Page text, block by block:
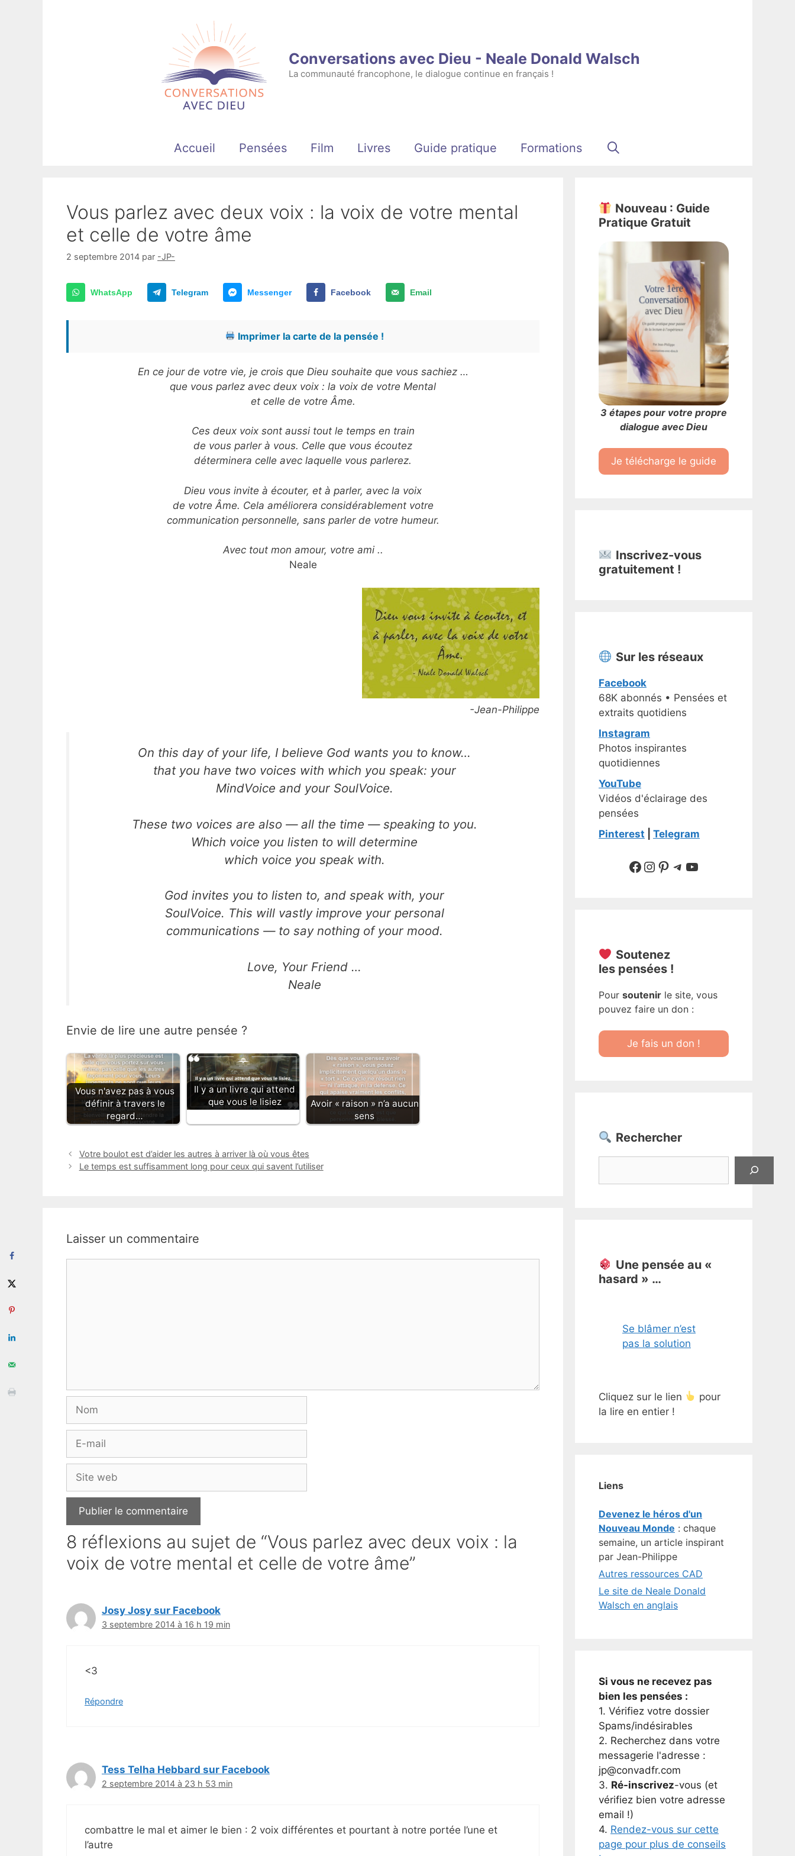
Conversations avec Dieu - Neale Donald Walsch
La communauté francophone, le dialogue continue en français !
Accueil Pensées Film Livres Guide pratique Formations
Vous parlez avec deux voix : la voix de votre mental
et celle de votre âme
2 septembre 2014 par -JP-
WhatsApp Telegram Messenger Facebook Email
Imprimer la carte de la pensée !
En ce jour de votre vie, je crois que Dieu souhaite que vous sachiez …
que vous parlez avec deux voix : la voix de votre Mental
et celle de votre Âme.
Ces deux voix sont aussi tout le temps en train
de vous parler à vous. Celle que vous écoutez
déterminera celle avec laquelle vous parlerez.
Dieu vous invite à écouter, et à parler, avec la voix
de votre Âme. Cela améliorera considérablement votre
communication personnelle, sans parler de votre humeur.
Avec tout mon amour, votre ami ..
Neale
-Jean-Philippe
On this day of your life, I believe God wants you to know…
that you have two voices with which you speak: your
MindVoice and your SoulVoice.
These two voices are also — all the time — speaking to you.
Which voice you listen to will determine
which voice you speak with.
God invites you to listen to, and speak with, your
SoulVoice. This will vastly improve your personal
communications — to say nothing of your mood.
Love, Your Friend …
Neale
Envie de lire une autre pensée ?
Vous n'avez pas à vous
définir à travers le
regard…
Il y a un livre qui attend
que vous le lisiez
Avoir « raison » n’a aucun
sens
Votre boulot est d’aider les autres à arriver là où vous êtes
Le temps est suffisamment long pour ceux qui savent l’utiliser
Laisser un commentaire
mail
web
8 réflexions au sujet de “Vous parlez avec deux voix : la
voix de votre mental et celle de votre âme”
Josy Josy sur Facebook
3 septembre 2014 à 16 h 19 min
<3
Répondre
Tess Telha Hebbard sur Facebook
2 septembre 2014 à 23 h 53 min
combattre le mal et aimer le bien : 2 voix différentes et pourtant à notre portée l’une et
l’autre
Nouveau : Guide
Pratique Gratuit
3 étapes pour votre propre
dialogue avec Dieu
Je télécharge le guide
Inscrivez-vous
gratuitement !
Sur les réseaux
Facebook
68K abonnés • Pensées et
extraits quotidiens
Instagram
Photos inspirantes
quotidiennes
YouTube
Vidéos d'éclairage des
pensées
Pinterest
Telegram
Suivre sur Facebook
Suivre sur Instagram
Pinterest
Sur Telegram
YouTube
Soutenez
les pensées !
Pour soutenir le site, vous
pouvez faire un don :
Je fais un don !
Rechercher
Une pensée au «
hasard » …
Se blâmer n’est
pas la solution
Cliquez sur le lien
pour
la lire en entier !
Liens
Devenez le héros d'un
Nouveau Monde : chaque
semaine, un article inspirant
par Jean-Philippe
Autres ressources CAD
Le site de Neale Donald
Walsch en anglais
Si vous ne recevez pas
bien les pensées :
1. Vérifiez votre dossier
Spams/indésirables
2. Recherchez dans votre
messagerie l'adresse :
jp@convadfr.com
3. Ré-inscrivez-vous (et
vérifiez bien votre adresse
email !)
4. Rendez-vous sur cette
page pour plus de conseils